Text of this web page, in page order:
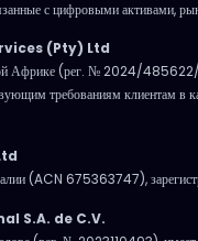
с цифровыми активами,
(Pty) Ltd
Африке (рег. № 2024/
требованиям клиентам
(ACN 675363747),
S.A. de C.V.